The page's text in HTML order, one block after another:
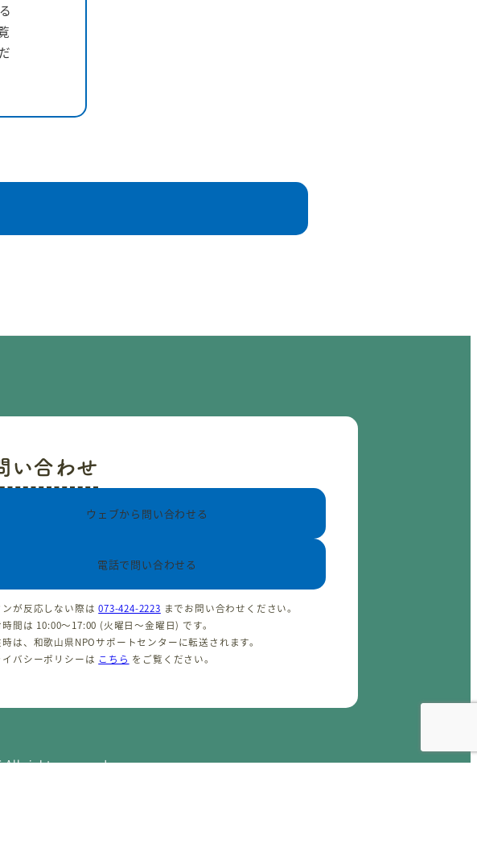
い合わせ
ウェブから問い合わせる
電話で問い合わせる
が反応しない際は073-424-2223 までお問い合わせください。
間は 10:00〜17:00 (火曜日〜金曜日) です。
は、和歌山県NPOサポートセンターに転送されます。
バシーポリシーは こちら をご覧ください。
All rights reserved.